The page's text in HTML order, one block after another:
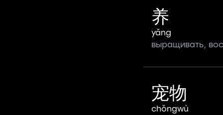
养
yǎng
выращивать,
宠物
chǒngwù